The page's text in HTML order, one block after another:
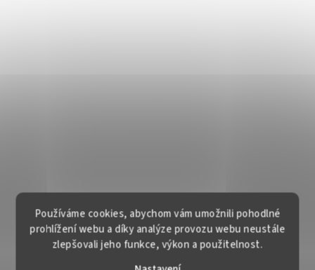
Používáme cookies, abychom vám umožnili pohodlné
prohlížení webu a díky analýze provozu webu neustále
zlepšovali jeho funkce, výkon a použitelnost.